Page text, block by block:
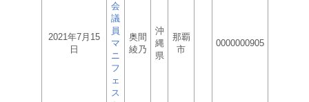
2021年7月15
日
会
議
員
マ
ニ
フ
ェ
ス
奥間
綾乃
沖
縄
県
那覇
市
0000000905